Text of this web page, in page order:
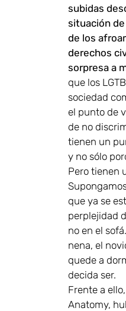
subidas
situación
de los
derechos
sorpresa a
que los
sociedad
el punto de
de no
tienen un
y no sólo
Pero tienen
que ya se
perplejidad
no en el
nena, el
quede a
decida ser.
Frente a
Anatomy,